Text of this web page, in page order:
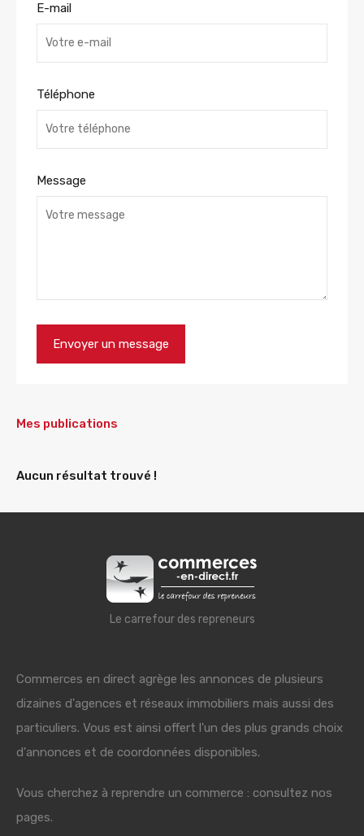
E-mail
Téléphone
Message
Mes publications
Aucun résultat trouvé !
Le carrefour des repreneurs
Commerces en direct agrège les annonces de plusieurs
dizaines d'agences et réseaux immobiliers mais aussi des
particuliers. Vous est ainsi offert l'un des plus grands choix
d'annonces et de coordonnées disponibles.
Vous cherchez à reprendre un commerce : consultez nos
pages.